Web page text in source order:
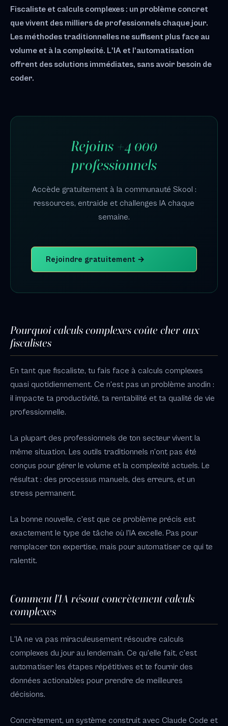
Fiscaliste et calculs complexes : un problème concret
que vivent des milliers de professionnels chaque jour.
Les méthodes traditionnelles ne suffisent plus face au
volume et à la complexité. L'IA et l'automatisation
offrent des solutions immédiates, sans avoir besoin de
coder.
Rejoins +4 000
professionnels
Accède gratuitement à la communauté Skool :
ressources, entraide et challenges IA chaque
semaine.
Rejoindre gratuitement →
Pourquoi calculs complexes coûte cher aux
fiscalistes
En tant que fiscaliste, tu fais face à calculs complexes
quasi quotidiennement. Ce n'est pas un problème anodin :
il impacte ta productivité, ta rentabilité et ta qualité de vie
professionnelle.
La plupart des professionnels de ton secteur vivent la
même situation. Les outils traditionnels n'ont pas été
conçus pour gérer le volume et la complexité actuels. Le
résultat : des processus manuels, des erreurs, et un
stress permanent.
La bonne nouvelle, c'est que ce problème précis est
exactement le type de tâche où l'IA excelle. Pas pour
remplacer ton expertise, mais pour automatiser ce qui te
ralentit.
Comment l'IA résout concrètement calculs
complexes
L'IA ne va pas miraculeusement résoudre calculs
complexes du jour au lendemain. Ce qu'elle fait, c'est
automatiser les étapes répétitives et te fournir des
données actionables pour prendre de meilleures
décisions.
Concrètement, un système construit avec Claude Code et